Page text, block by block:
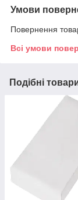
Умови
Повернення
Всі умови
Подібні